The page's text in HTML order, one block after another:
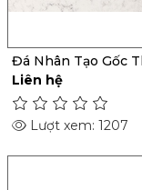
Đá Nhân Tạo Gốc
Anh Helix
Liên hệ
Lượt xem: 1207